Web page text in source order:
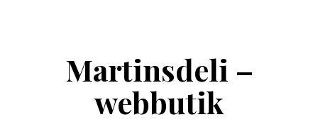
Martinsdeli –
webbutik